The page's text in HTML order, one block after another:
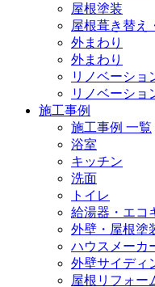
屋根塗装
屋根葺き替え
外まわり
外まわり
リノベーショ
リノベーショ
施工事例
施工事例 一覧
浴室
キッチン
洗面
トイレ
給湯器・エコ
外壁・屋根塗
ハウスメーカ
外壁サイディ
屋根リフォー